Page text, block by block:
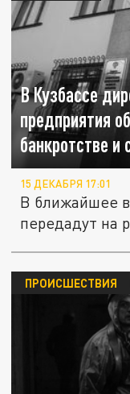
В Кузбассе
предприятия
банкротстве
15 ДЕКАБРЯ 17:01
В ближайшее
передадут на
ПРОИСШЕСТВИЯ